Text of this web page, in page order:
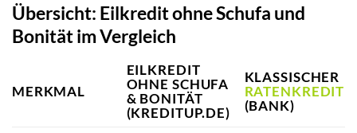
Übersicht: Eilkredit ohne Schufa und
Bonität im Vergleich
MERKMAL
EILKREDIT
OHNE SCHUFA
& BONITÄT
(KREDITUP.DE)
KLASSISCHER
RATENKREDIT
(BANK)